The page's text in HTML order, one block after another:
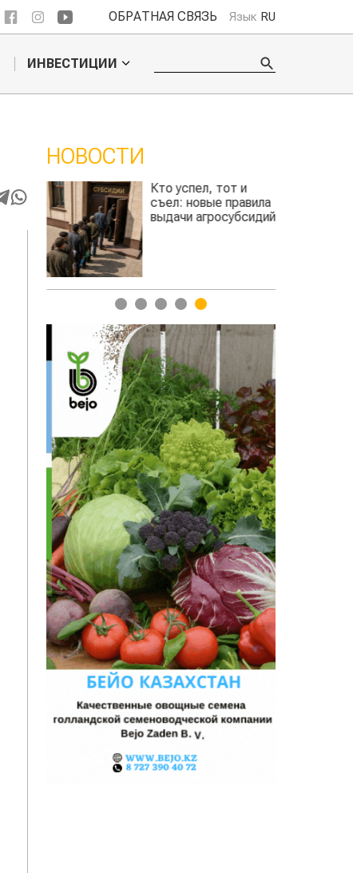
ОБРАТНАЯ СВЯЗЬ Язык RU
ИНВЕСТИЦИИ
НОВОСТИ
Кто успел, тот и
съел: новые правила
выдачи агросубсидий
1 2 3 4 5